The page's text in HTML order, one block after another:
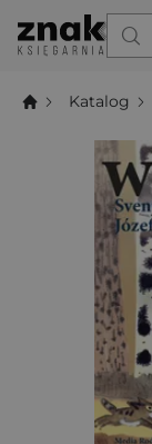
Katalog